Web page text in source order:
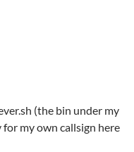
(the bin under my
my own callsign here